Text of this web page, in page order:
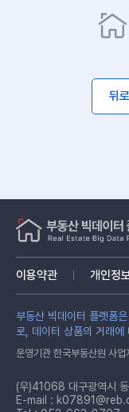
뒤
이용약관 개인정
부동산 빅데이터 플랫폼
로, 데이터 상품의 거래
운영기관 한국부동산원 사
(우)41068 대구광역시
E-mail :